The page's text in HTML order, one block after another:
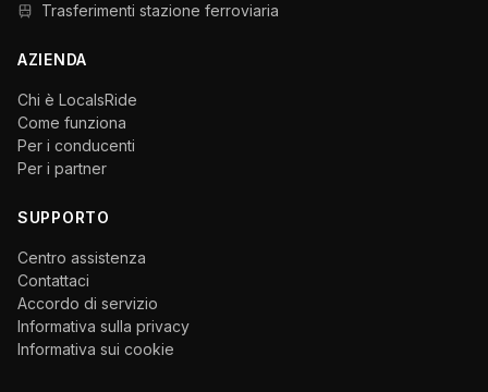
Trasferimenti stazione ferroviaria
AZIENDA
Chi è LocalsRide
Come funziona
Per i conducenti
Per i partner
SUPPORTO
Centro assistenza
Contattaci
Accordo di servizio
Informativa sulla privacy
Informativa sui cookie